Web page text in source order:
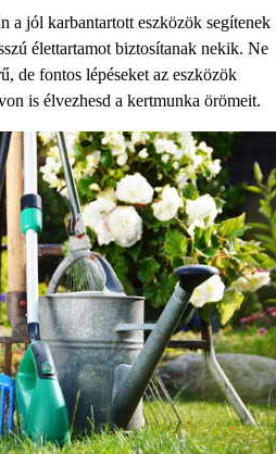
a jól karbantartott eszközök segítenek
élettartamot biztosítanak nekik. Ne
de fontos lépéseket az eszközök
is élvezhesd a kertmunka örömeit.